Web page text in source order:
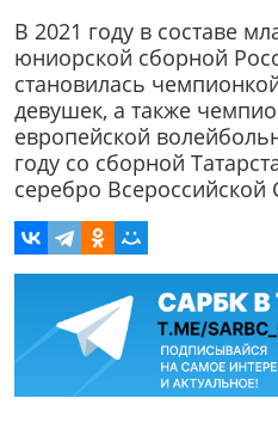
В 2021 году в составе
юниорской сборной
становилась
девушек, а также
европейской
году со сборной
серебро Всероссийской